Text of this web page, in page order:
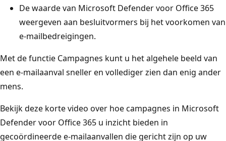
De waarde van Microsoft Defender voor Office 365
weergeven aan besluitvormers bij het voorkomen van
e-mailbedreigingen.
Met de functie Campagnes kunt u het algehele beeld van
een e-mailaanval sneller en vollediger zien dan enig ander
mens.
Bekijk deze korte video over hoe campagnes in Microsoft
Defender voor Office 365 u inzicht bieden in
gecoördineerde e-mailaanvallen die gericht zijn op uw